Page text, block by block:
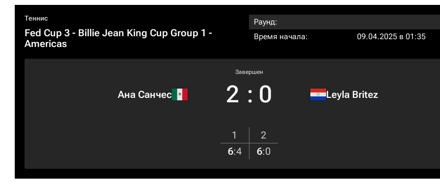
Теннис
Fed Cup 3 - Billie Jean King Cup Group 1 -
Americas
Раунд:
Время начала:
09.04.2025 в 01:35
Ана Санчес
Завершен
2 : 0 Leyla Britez
1
2
6:4 6:0